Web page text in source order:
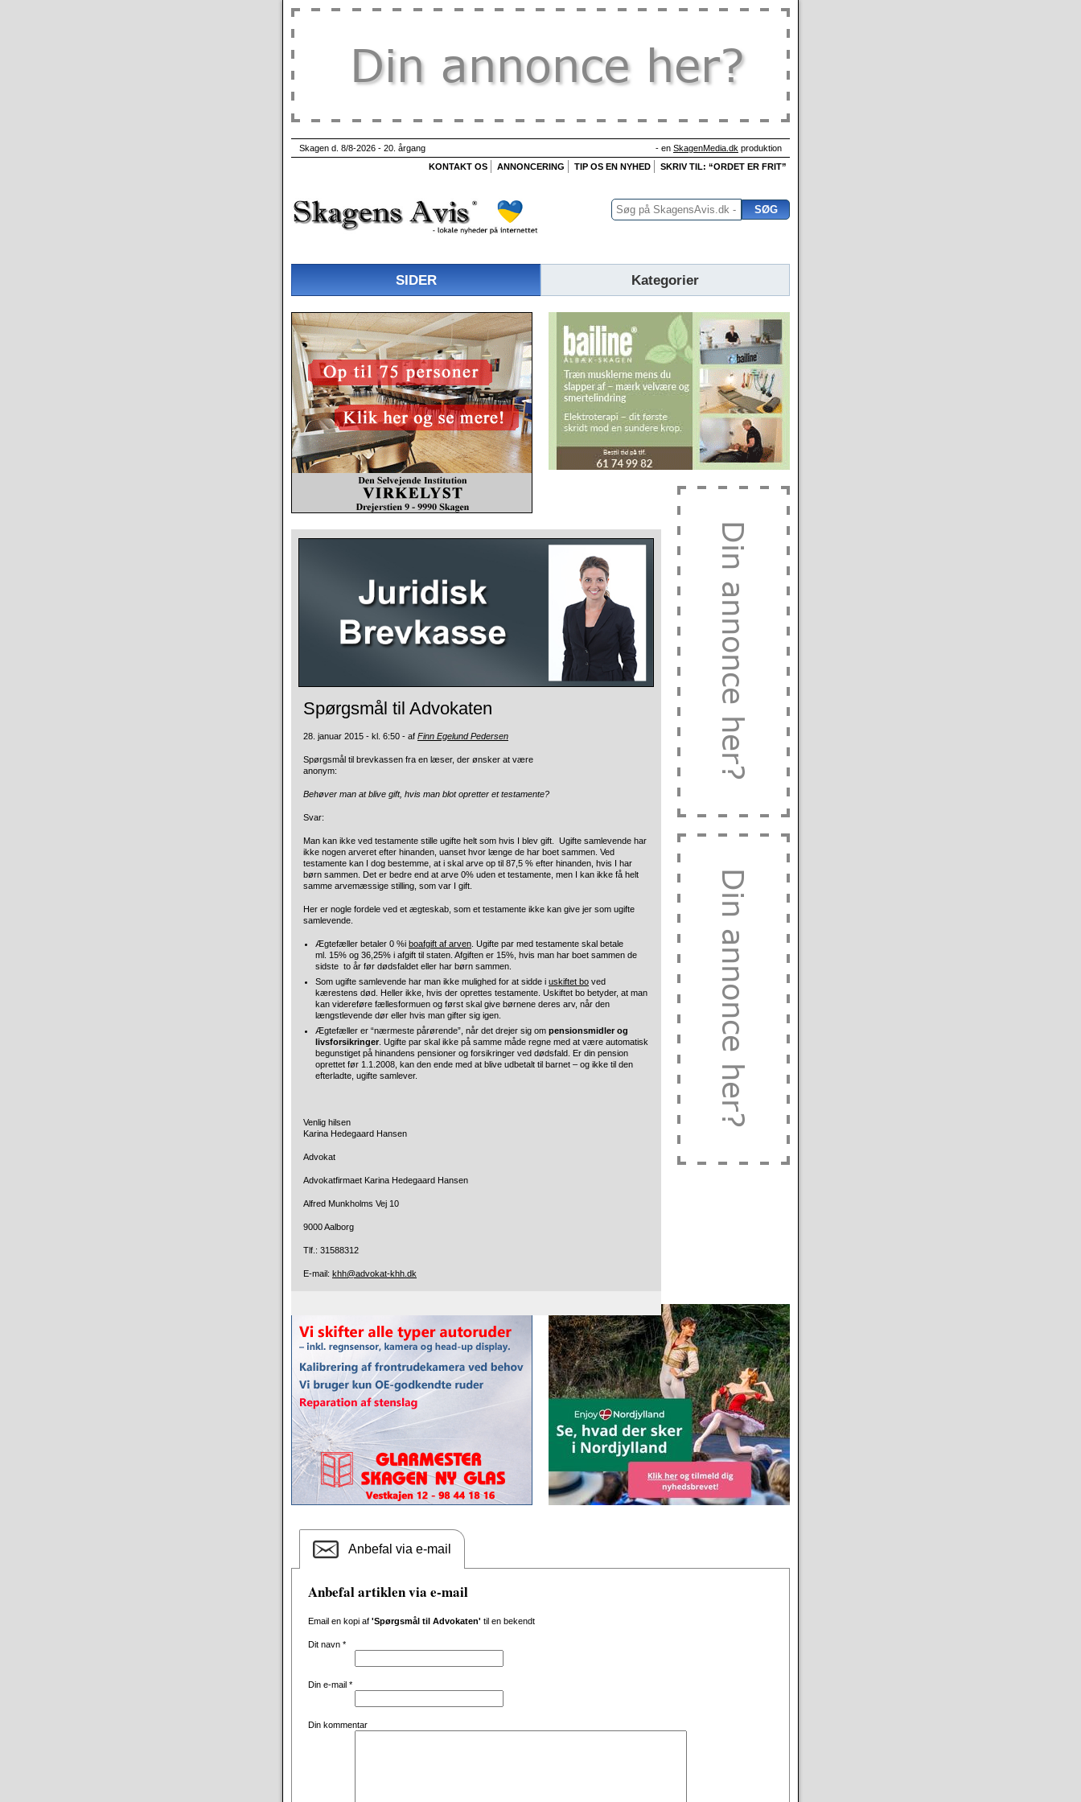
Skagen d. 8/8-2026 - 20. årgang - en SkagenMedia.dk produktion
KONTAKT OS
ANNONCERING TIP OS EN NYHED SKRIV TIL: “ORDET ER FRIT”
SIDER Kategorier
Spørgsmål til Advokaten
28. januar 2015 - kl. 6:50 - af Finn Egelund Pedersen
Spørgsmål til brevkassen fra en læser, der ønsker at være
anonym:
Behøver man at blive gift, hvis man blot opretter et testamente?
Svar:
Man kan ikke ved testamente stille ugifte helt som hvis I blev gift. Ugifte samlevende har
ikke nogen arveret efter hinanden, uanset hvor længe de har boet sammen. Ved
testamente kan I dog bestemme, at i skal arve op til 87,5 % efter hinanden, hvis I har
børn sammen. Det er bedre end at arve 0% uden et testamente, men I kan ikke få helt
samme arvemæssige stilling, som var I gift.
Her er nogle fordele ved et ægteskab, som et testamente ikke kan give jer som ugifte
samlevende.
Ægtefæller betaler 0 %i boafgift af arven . Ugifte par med testamente skal betale
ml. 15% og 36,25% i afgift til staten. Afgiften er 15%, hvis man har boet sammen de
sidste to år før dødsfaldet eller har børn sammen.
Som ugifte samlevende har man ikke mulighed for at sidde i uskiftet bo ved
kærestens død. Heller ikke, hvis der oprettes testamente. Uskiftet bo betyder, at man
kan videreføre fællesformuen og først skal give børnene deres arv, når den
længstlevende dør eller hvis man gifter sig igen.
Ægtefæller er “nærmeste pårørende”, når det drejer sig om pensionsmidler og
livsforsikringer . Ugifte par skal ikke på samme måde regne med at være automatisk
begunstiget på hinandens pensioner og forsikringer ved dødsfald. Er din pension
oprettet før 1.1.2008, kan den ende med at blive udbetalt til barnet – og ikke til den
efterladte, ugifte samlever.
Venlig hilsen
Karina Hedegaard Hansen
Advokat
Advokatfirmaet Karina Hedegaard Hansen
Alfred Munkholms Vej 10
9000 Aalborg
Tlf.: 31588312
E-mail: khh@advokat-khh.dk
Anbefal via e-mail
Anbefal artiklen via e-mail
Email en kopi af 'Spørgsmål til Advokaten' til en bekendt
Dit navn *
Din e-mail *
Din kommentar